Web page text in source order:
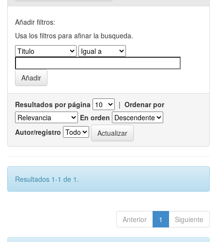
Añadir filtros:
Usa los filtros para afinar la busqueda.
Resultados por página | Ordenar por
En orden
Autor/registro
Resultados 1-1 de 1.
Anterior 1 Siguiente